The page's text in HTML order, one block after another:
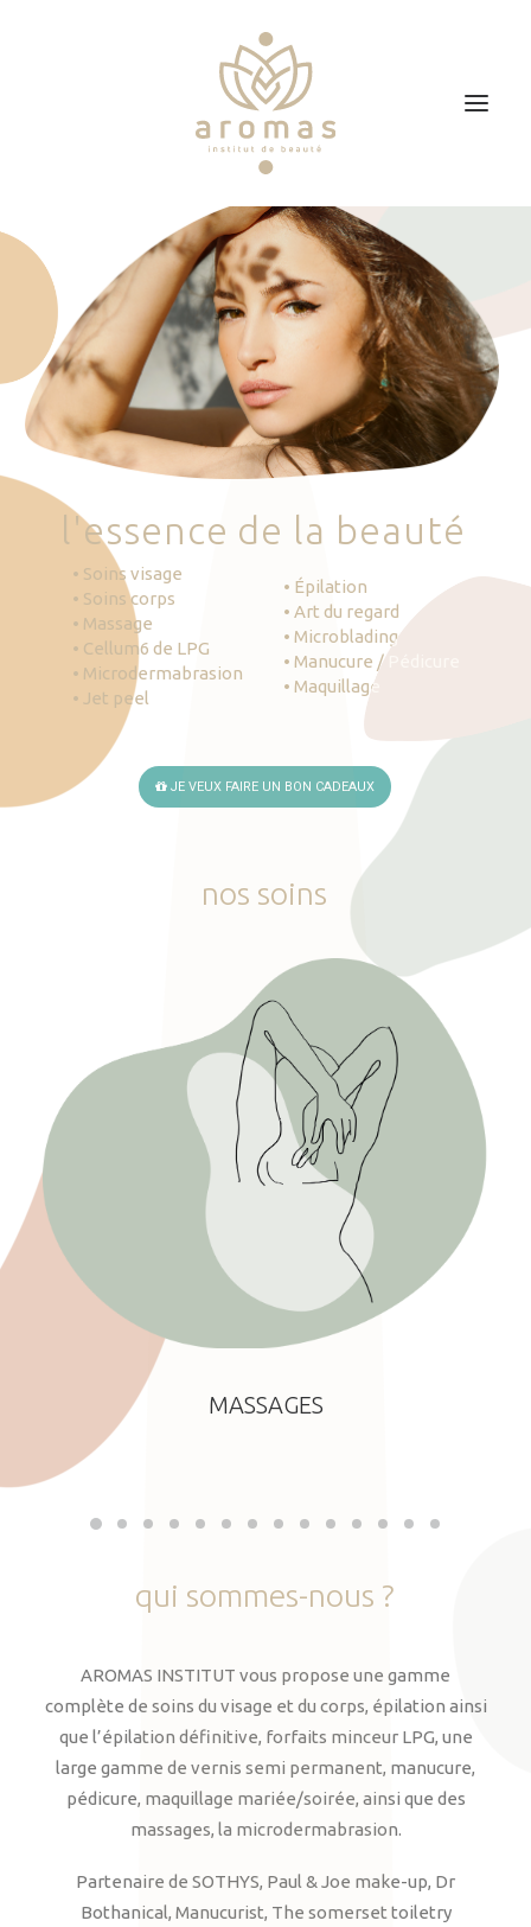
Soins
Je veux faire un bon cadeau
Plan d’accès
Prendre RDV
'essence de la beauté
• Soins visage
• Soins corps
• Massage
• Cellum6 de LPG
• Microdermabrasion
• Jet peel
• Épilation
• Art du regard
• Microblading
• Manucure / Pédicure
• Maquillage
JE VEUX FAIRE UN BON CADEAUX
nos soins
MASSAGES
qui sommes-nous ?
AROMAS INSTITUT vous propose une gamme
complète de soins du visage et du corps, épilation ainsi
que l’épilation définitive, forfaits minceur LPG, une
large gamme de vernis semi permanent, manucure,
pédicure, maquillage mariée/soirée, ainsi que des
massages, la microdermabrasion.
Partenaire de SOTHYS, Paul & Joe make-up, Dr
Bothanical, Manucurist, The somerset toiletry